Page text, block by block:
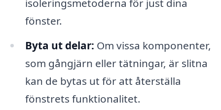
isoleringsmetoderna för just dina
fönster.
Byta ut delar: Om vissa komponenter,
som gångjärn eller tätningar, är slitna
kan de bytas ut för att återställa
fönstrets funktionalitet.